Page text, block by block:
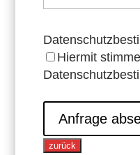
Hiermit
Anfrage
zurück